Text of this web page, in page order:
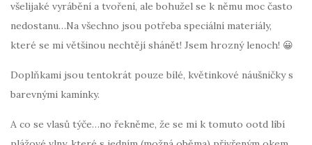
všelijaké vyrábění a tvoření, ale bohužel se k němu moc často
nedostanu…Na všechno jsou potřeba speciální materiály,
které se mi většinou nechtějí shánět! Jsem hrozný lenoch! 😀
Doplňkami jsou tentokrát pouze bílé, květinkové náušničky s
barevnými kamínky.
A co se vlasů týče…no řekněme, že se mi k tomuto ootd líbí